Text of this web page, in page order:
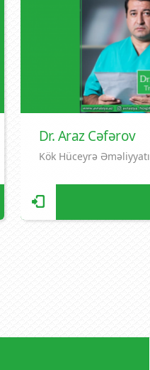
Dr. Araz Cəfərov
Kök Hüceyrə Əməliyyatı